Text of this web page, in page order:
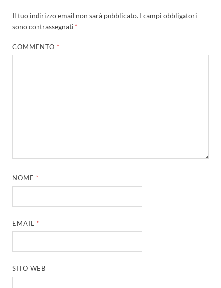
Il tuo indirizzo email non sarà pubblicato. I campi obbligatori
sono contrassegnati *
COMMENTO *
NOME *
EMAIL *
SITO WEB